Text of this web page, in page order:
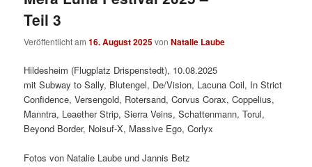
Teil 3
Veröffentlicht am16. August 2025vonNatalie Laube
Hildesheim (Flugplatz Drispenstedt), 10.08.2025
mit Subway to Sally, Blutengel, De/Vision, Lacuna Coil, In Strict
Confidence, Versengold, Rotersand, Corvus Corax, Coppelius,
Manntra, Leaether Strip, Sierra Veins, Schattenmann, Torul,
Beyond Border, Noisuf-X, Massive Ego, Corlyx
Fotos von Natalie Laube und Jannis Betz